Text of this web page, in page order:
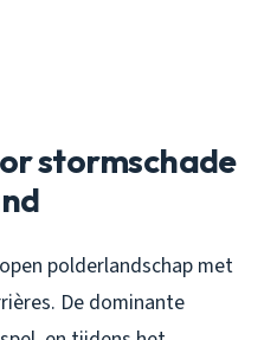
stormschade
polderlandschap met
De dominante